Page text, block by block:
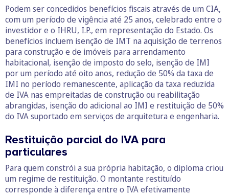
Podem ser concedidos benefícios fiscais através de um CIA,
com um período de vigência até 25 anos, celebrado entre o
investidor e o IHRU, I.P., em representação do Estado. Os
benefícios incluem isenção de IMT na aquisição de terrenos
para construção e de imóveis para arrendamento
habitacional, isenção de imposto do selo, isenção de IMI
por um período até oito anos, redução de 50% da taxa de
IMI no período remanescente, aplicação da taxa reduzida
de IVA nas empreitadas de construção ou reabilitação
abrangidas, isenção do adicional ao IMI e restituição de 50%
do IVA suportado em serviços de arquitetura e engenharia.
Restituição parcial do IVA para
particulares
Para quem constrói a sua própria habitação, o diploma criou
um regime de restituição. O montante restituído
corresponde à diferença entre o IVA efetivamente